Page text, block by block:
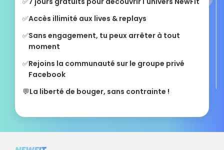
✅Accès illimité aux lives & replays
✅Sans engagement, tu peux arrêter à tout
moment
✅Rejoins la communauté sur le groupe privé
Facebook
💬La liberté de bouger, sans contrainte !